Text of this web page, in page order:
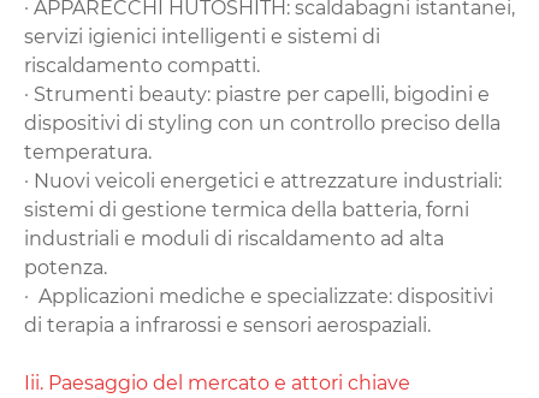
· APPARECCHI HUTOSHITH‌: scaldabagni istantanei,
servizi igienici intelligenti e sistemi di
riscaldamento compatti.
· Strumenti ‌beauty‌: piastre per capelli, bigodini e
dispositivi di styling con un controllo preciso della
temperatura.
· Nuovi veicoli energetici e attrezzature industriali‌:
sistemi di gestione termica della batteria, forni
industriali e moduli di riscaldamento ad alta
potenza.
· ‌ Applicazioni mediche e specializzate‌: dispositivi
di terapia a infrarossi e sensori aerospaziali.
‌Iii. Paesaggio del mercato e attori chiave‌